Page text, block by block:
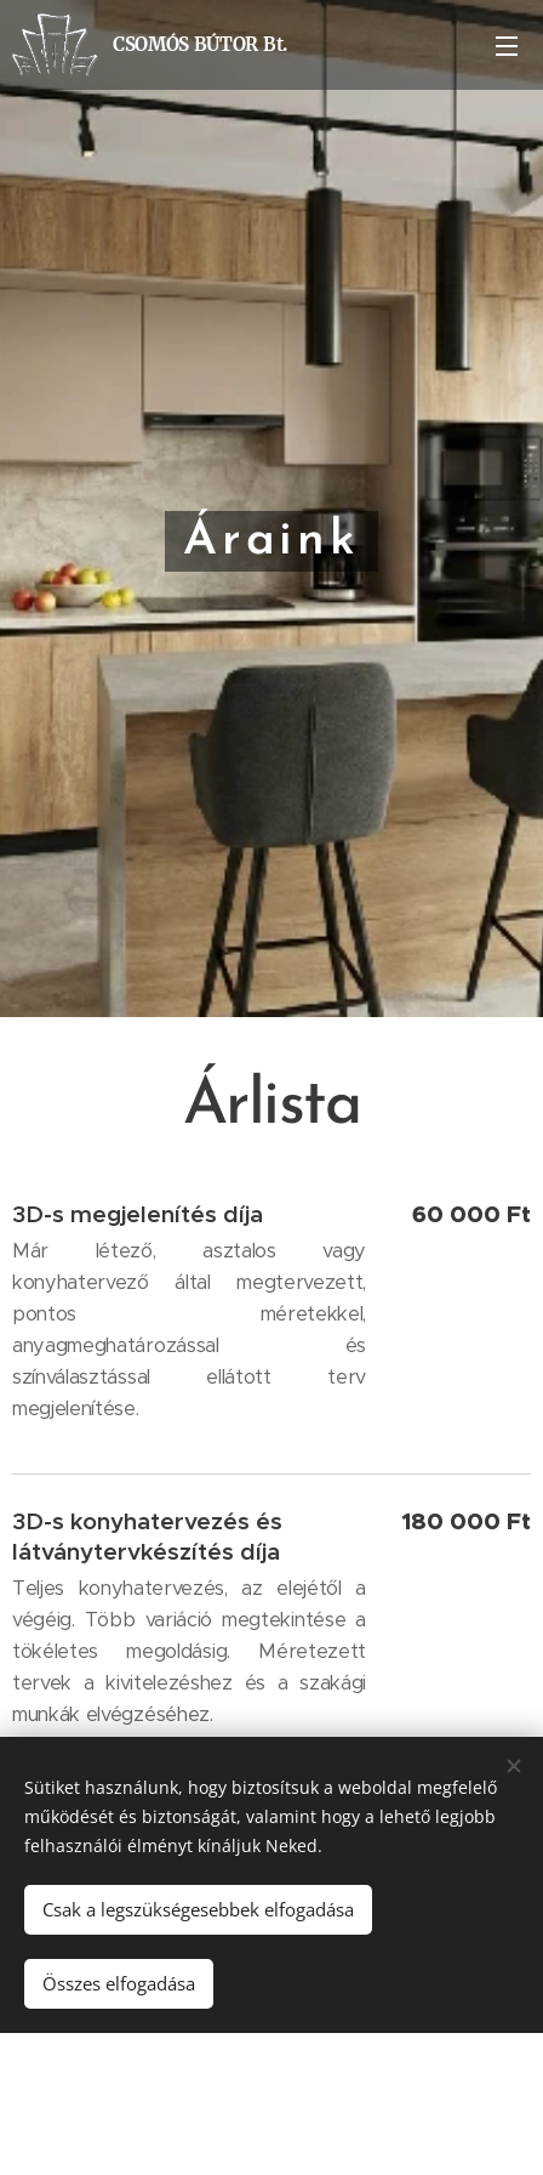
CSOMÓS BÚTOR Bt.
Áraink
Árlista
3D-s megjelenítés díja
Már létező, asztalos vagy
konyhatervező által megtervezett,
pontos méretekkel,
anyagmeghatározással és
színválasztással ellátott terv
megjelenítése.
60 000 Ft
3D-s konyhatervezés és
látványtervkészítés díja
Teljes konyhatervezés, az elejétől a
végéig. Több variáció megtekintése a
tökéletes megoldásig. Méretezett
tervek a kivitelezéshez és a szakági
munkák elvégzéséhez.
180 000 Ft
Minden más tervezési díja
Nappali, hálószoba, előszoba, gardrób
tervezési díjának meghatározása
előzetes egyeztetés után történik.
Viszont jelenleg túlterheltség miatt
sajnos nem tudjuk vállalni más
Sütiket használunk, hogy biztosítsuk a weboldal megfelelő
működését és biztonságát, valamint hogy a lehető legjobb
felhasználói élményt kínáljuk Neked.
Csak a legszükségesebbek elfogadása
Összes elfogadása